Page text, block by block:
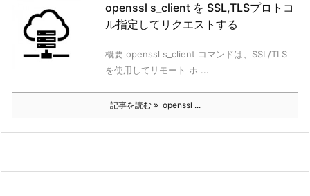
openssl s_client を SSL,TLSプロトコ
ル指定してリクエストする
概要 openssl s_client コマンドは、SSL/TLS
を使用してリモート ホ ...
記事を読む openssl ...